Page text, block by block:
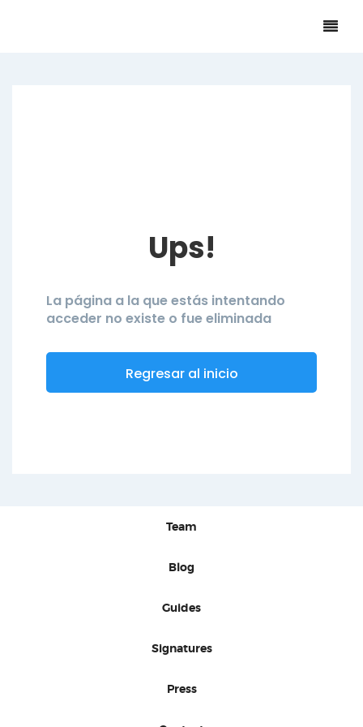
Ups!
La página a la que estás intentando
acceder no existe o fue eliminada
Regresar al inicio
Team
Blog
Guides
Signatures
Press